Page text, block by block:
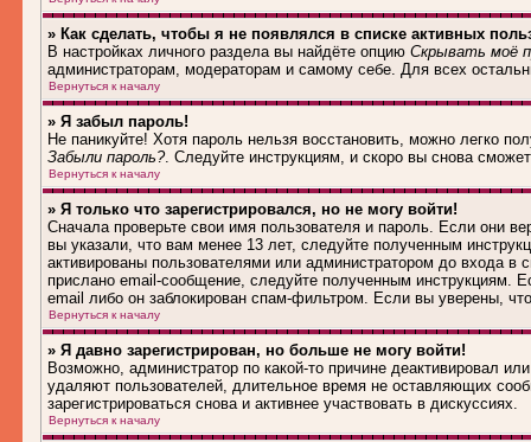
» Как сделать, чтобы я не появлялся в списке активных
В настройках личного раздела вы найдёте опцию Скрывать моё
администраторам, модераторам и самому себе. Для всех
Вернуться к началу
» Я забыл пароль!
Не паникуйте! Хотя пароль нельзя восстановить, можно легко
Забыли пароль?. Следуйте инструкциям, и скоро вы снова
Вернуться к началу
» Я только что зарегистрировался, но не могу войти!
Сначала проверьте свои имя пользователя и пароль. Если они
вы указали, что вам менее 13 лет, следуйте полученным
активированы пользователями или администратором до входа
прислано email-сообщение, следуйте полученным инструкциям.
email либо он заблокирован спам-фильтром. Если вы уверены,
Вернуться к началу
» Я давно зарегистрирован, но больше не могу войти!
Возможно, администратор по какой-то причине деактивировал
удаляют пользователей, длительное время не оставляющих
зарегистрироваться снова и активнее участвовать в дискуссиях.
Вернуться к началу